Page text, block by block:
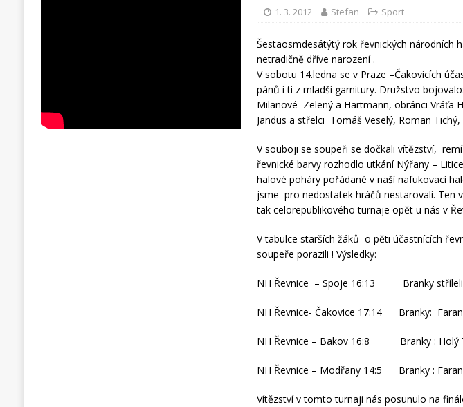
1. 3. 2012 Stefan Sport
Šestaosmdesátýtý rok řevnických národních
netradičně dříve narození .
V sobotu 14.ledna se v Praze –Čakovicích
pánů i ti z mladší garnitury. Družstvo
Milanové Zelený a Hartmann, obránci Vráťa
Jandus a střelci Tomáš Veselý, Roman
V souboji se soupeři se dočkali vítězství,
řevnické barvy rozhodlo utkání Nýřany –
halové poháry pořádané v naší nafukovací
jsme pro nedostatek hráčů nestarovali. Ten
tak celorepublikového turnaje opět u nás v
V tabulce starších žáků o pěti účastnících
soupeře porazili ! Výsledky:
NH Řevnice – Spoje 16:13 Branky stříleli :
NH Řevnice- Čakovice 17:14 Branky:
NH Řevnice – Bakov 16:8 Branky : Holý
NH Řevnice – Modřany 14:5 Branky :
Vítězství v tomto turnaji nás posunulo na